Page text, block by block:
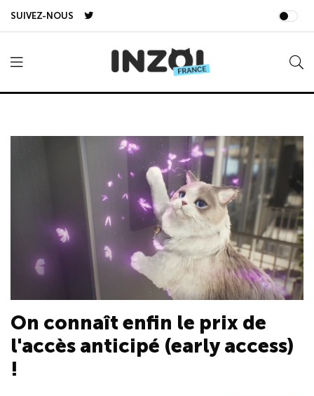
SUIVEZ-NOUS
On connaît enfin le prix de
l'accès anticipé (early access)
!